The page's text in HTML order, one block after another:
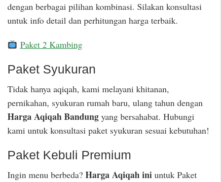
dengan berbagai pilihan kombinasi. Silakan konsultasi
untuk info detail dan perhitungan harga terbaik.
Paket 2 Kambing
Paket Syukuran
Tidak hanya aqiqah, kami melayani khitanan,
pernikahan, syukuran rumah baru, ulang tahun dengan
Harga Aqiqah Bandung yang bersahabat. Hubungi
kami untuk konsultasi paket syukuran sesuai kebutuhan!
Paket Kebuli Premium
Ingin menu berbeda? Harga Aqiqah ini untuk Paket